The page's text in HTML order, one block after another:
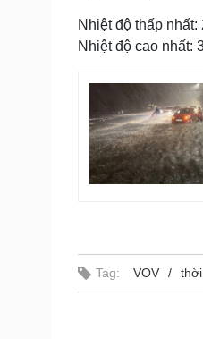
Nhiệt độ thấp nhất:
Nhiệt độ cao nhất:
Tag: VOV